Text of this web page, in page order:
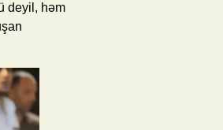
deyil, həm